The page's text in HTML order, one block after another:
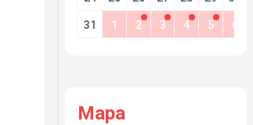
31 1 2 3 4 5 6
Mapa